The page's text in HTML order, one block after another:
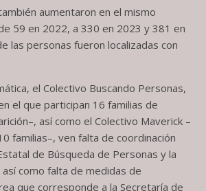
aumentaron en el mismo
59 en 2022, a 330 en 2023 y 381 en
las personas fueron localizadas con
el Colectivo Buscando Personas,
el que participan 16 familias de
así como el Colectivo Maverick –
familias–, ven falta de coordinación
de Búsqueda de Personas y la
como falta de medidas de
que corresponde a la Secretaría de